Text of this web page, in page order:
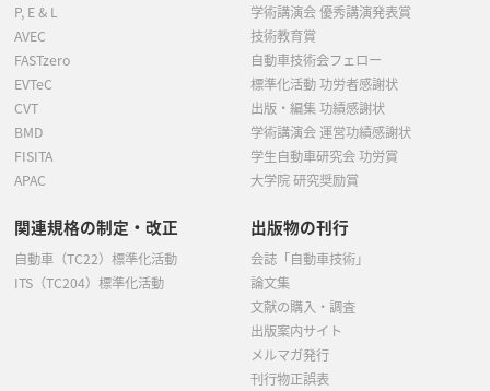
P, E & L
AVEC
FASTzero
EVTeC
CVT
BMD
FISITA
APAC
学術講演会 優秀講演発表賞
技術教育賞
自動車技術会フェロー
標準化活動 功労者感謝状
出版・編集 功績感謝状
学術講演会 運営功績感謝状
学生自動車研究会 功労賞
大学院 研究奨励賞
関連規格の制定・改正
自動車（TC22）標準化活動
ITS（TC204）標準化活動
出版物の刊行
会誌「自動車技術」
論文集
文献の購入・調査
出版案内サイト
メルマガ発行
刊行物正誤表